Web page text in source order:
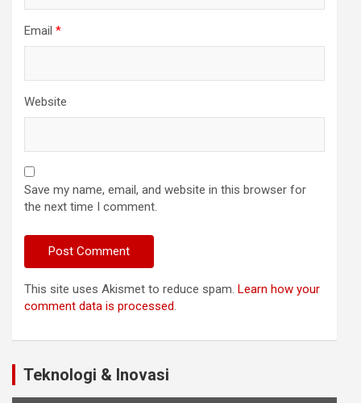
Email *
Website
Save my name, email, and website in this browser for
the next time I comment.
This site uses Akismet to reduce spam. Learn how your
comment data is processed.
Teknologi & Inovasi